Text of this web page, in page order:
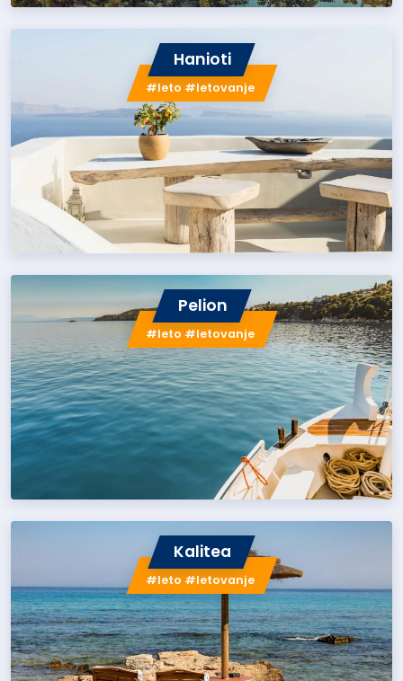
Hanioti
#leto #letovanje
Pelion
#leto #letovanje
Kalitea
#leto #letovanje